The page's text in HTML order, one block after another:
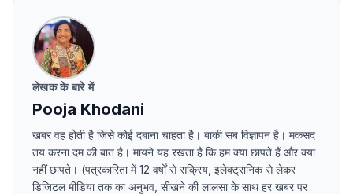
लेखक के बारे में
Pooja Khodani
खबर वह होती है जिसे कोई दबाना चाहता है। बाकी सब विज्ञापन है। मकसद
तय करना दम की बात है। मायने यह रखता है कि हम क्या छापते हैं और क्या
नहीं छापते। (पत्रकारिता में 12 वर्षों से सक्रिय, इलेक्ट्रानिक से लेकर
डिजिटल मीडिया तक का अनुभव, सीखने की लालसा के साथ हर खबर पर